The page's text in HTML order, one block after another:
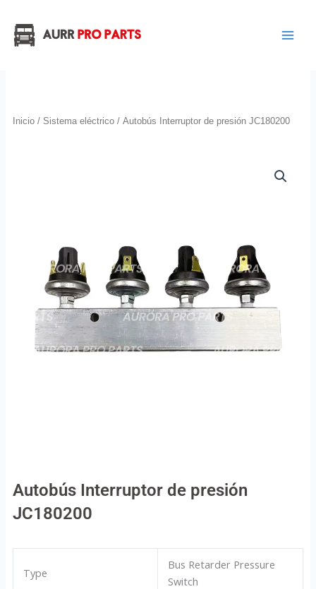
contenido
Inicio/ Sistema eléctrico/ Autobús Interruptor de presión JC180200
Autobús Interruptor de presión
JC180200
Type
Bus Retarder Pressure
Switch